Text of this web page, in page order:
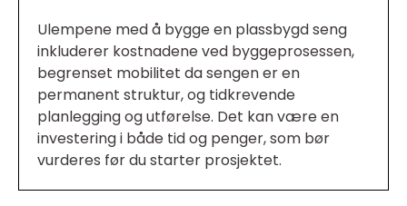
Ulempene med å bygge en plassbygd seng
inkluderer kostnadene ved byggeprosessen,
begrenset mobilitet da sengen er en
permanent struktur, og tidkrevende
planlegging og utførelse. Det kan være en
investering i både tid og penger, som bør
vurderes før du starter prosjektet.